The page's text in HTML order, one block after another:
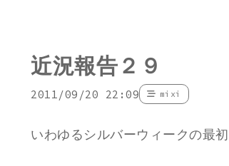
近況報告２９
2011/09/20 22:09 mixi
いわゆるシルバーウィークの最初